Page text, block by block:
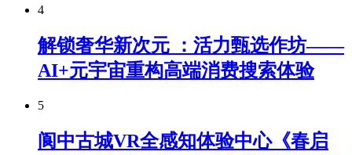
4
解锁奢华新次元 ：活力甄选作坊——
AI+元宇宙重构高端消费搜索体验
5
阆中古城VR全感知体验中心《春启